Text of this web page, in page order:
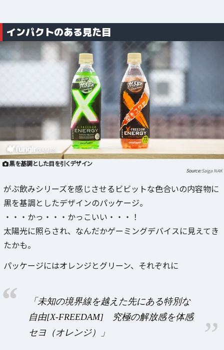
インパクトのある見た目
黒を基調とした目を引くデザイン
Saiga NAK
がぶ飲みシリーズを感じさせるビビットな色合いの内容物に
黒を基調としたデザインのパッケージ。
・・・かっ・・・かっこいい・・・！
太陽光に照らされ、なんだかゲーミングデバイスに見えてき
たかも。
パッケージにはオレンジとグリーン、それぞれに
「未知の境界線を越えた先にある特別な
自由[X-FREEDAM] 究極の解放感を体感
セヨ（オレンジ）」